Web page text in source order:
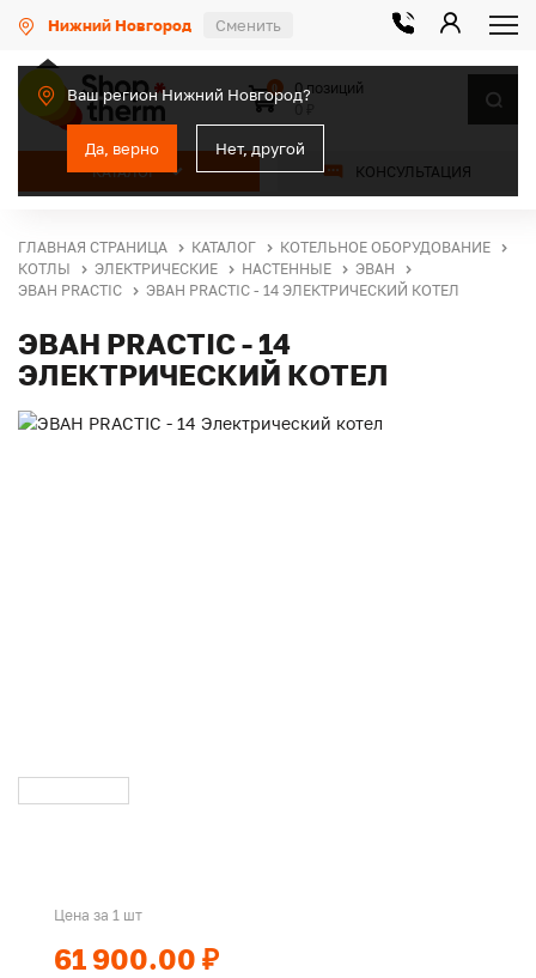
Нижний Новгород Сменить
Ваш регион Нижний Новгород?
Да, верно Нет, другой
КАТАЛОГ КОНСУЛЬТАЦИЯ
0
0 позиций
ГЛАВНАЯ СТРАНИЦА КАТАЛОГ
КОТЕЛЬНОЕ ОБОРУДОВАНИЕ
КОТЛЫ
ЭЛЕКТРИЧЕСКИЕ НАСТЕННЫЕ
ЭВАН
ЭВАН PRACTIC
ЭВАН PRACTIC - 14 ЭЛЕКТРИЧЕСКИЙ КОТЕЛ
ЭВАН PRACTIC - 14
ЭЛЕКТРИЧЕСКИЙ КОТЕЛ
Цена за 1 шт
61 900.00 ₽